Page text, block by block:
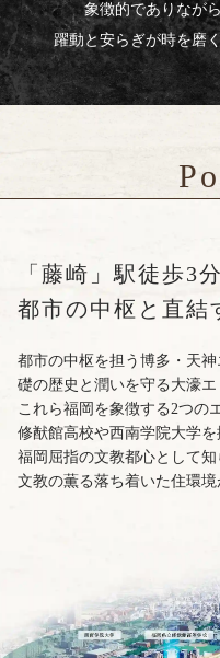
象徴的でありなが
躍動と安らぎが時を磨
「藤崎」駅徒歩3分
都市の中枢と直結
都市の中枢を担う博多・天神
礎の歴史と潤いを守る大濠エ
これら福岡を象徴する2つの
修猷館高校や西南学院大学を
福岡屈指の文教都心として知
文教の薫る落ち着いた住環境